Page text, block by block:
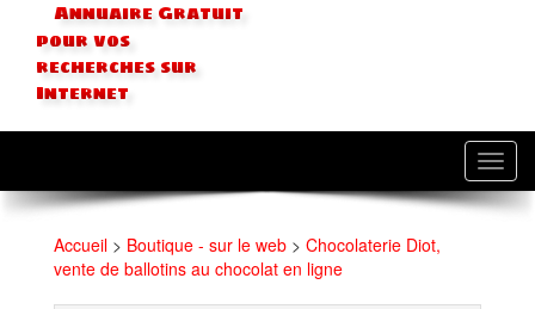
Annuaire Gratuit
pour vos
recherches sur
Internet
Accueil > Boutique - sur le web > Chocolaterie Diot,
vente de ballotins au chocolat en ligne